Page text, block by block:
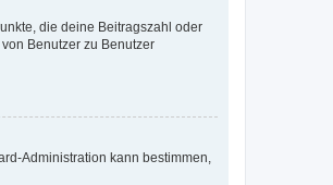
die deine Beitragszahl oder
Benutzer zu Benutzer
Administration kann bestimmen,